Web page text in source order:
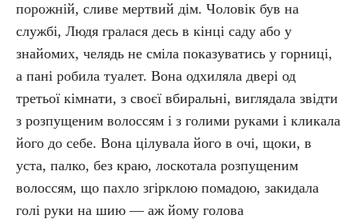
порожній, сливе мертвий дім. Чоловік був на
службі, Людя гралася десь в кінці саду або у
знайомих, челядь не сміла показуватись у горниці,
а пані робила туалет. Вона одхиляла двері од
третьої кімнати, з своєї вбиральні, виглядала звідти
з розпущеним волоссям і з голими руками і кликала
його до себе. Вона цілувала його в очі, щоки, в
уста, палко, без краю, лоскотала розпущеним
волоссям, що пахло згірклою помадою, закидала
голі руки на шию — аж йому голова